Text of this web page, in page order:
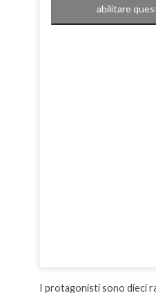
abilitare
I protagonisti sono dieci